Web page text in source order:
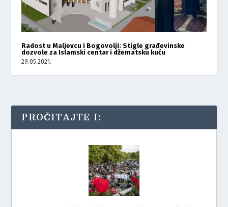
Radost u Maljevcu i Bogovolji: Stigle građevinske
dozvole za Islamski centar i džematsku kuću
29.05.2021.
PROČITAJTE I: